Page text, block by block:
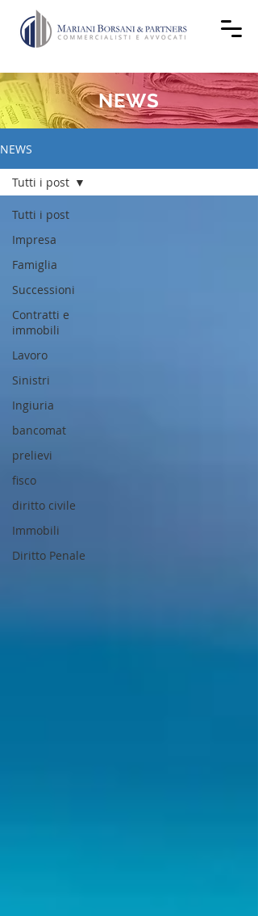
NEWS
NEWS
Tutti i post
Impresa
Famiglia
Successioni
Contratti e
immobili
Lavoro
Sinistri
Ingiuria
bancomat
prelievi
fisco
diritto civile
Immobili
Diritto Penale
Tutti i post